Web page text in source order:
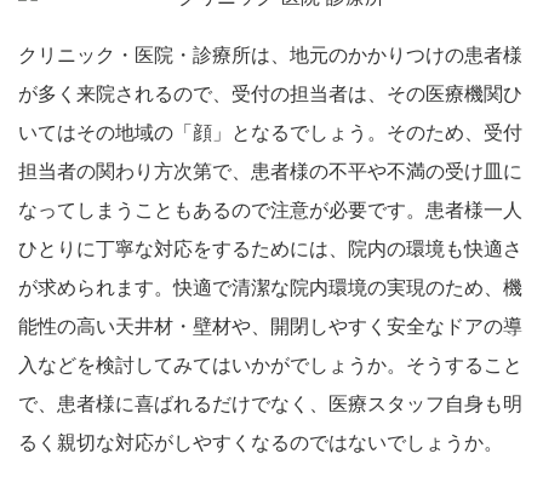
クリニック・医院・診療所は、地元のかかりつけの患者様
が多く来院されるので、受付の担当者は、その医療機関ひ
いてはその地域の「顔」となるでしょう。そのため、受付
担当者の関わり方次第で、患者様の不平や不満の受け皿に
なってしまうこともあるので注意が必要です。患者様一人
ひとりに丁寧な対応をするためには、院内の環境も快適さ
が求められます。快適で清潔な院内環境の実現のため、機
能性の高い天井材・壁材や、開閉しやすく安全なドアの導
入などを検討してみてはいかがでしょうか。そうすること
で、患者様に喜ばれるだけでなく、医療スタッフ自身も明
るく親切な対応がしやすくなるのではないでしょうか。